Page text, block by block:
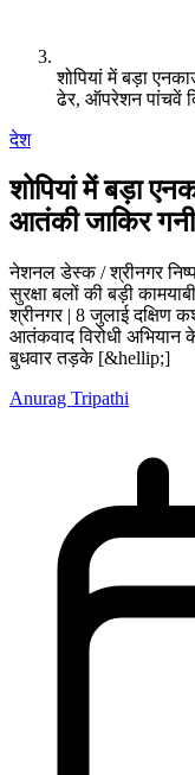
शोपियां में बड़ा
ढेर, ऑपरेशन पांचवें
देश
शोपियां में बड़ा
आतंकी जाकिर
नेशनल डेस्क / श्रीनगर
सुरक्षा बलों की बड़ी
श्रीनगर | 8 जुलाई दक्षिण
आतंकवाद विरोधी अभियान
बुधवार तड़के [&hellip;]
Anurag Tripathi